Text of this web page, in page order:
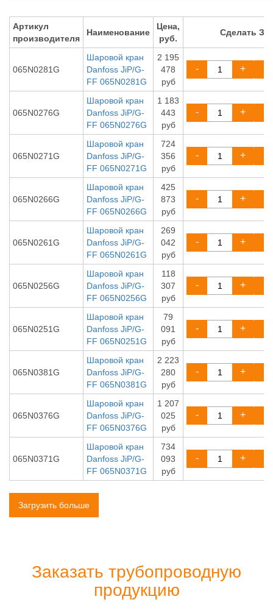
Артикул
производителя
Наименование
Цена,
руб.
Сделать
065N0281G
Шаровой кран
Danfoss JiP/G-
FF 065N0281G
2 195
478
руб
- +
065N0276G
Шаровой кран
Danfoss JiP/G-
FF 065N0276G
1 183
443
руб
- +
065N0271G
Шаровой кран
Danfoss JiP/G-
FF 065N0271G
724
356
руб
- +
065N0266G
Шаровой кран
Danfoss JiP/G-
FF 065N0266G
425
873
руб
- +
065N0261G
Шаровой кран
Danfoss JiP/G-
FF 065N0261G
269
042
руб
- +
065N0256G
Шаровой кран
Danfoss JiP/G-
FF 065N0256G
118
307
руб
- +
065N0251G
Шаровой кран
Danfoss JiP/G-
FF 065N0251G
79
091
руб
- +
065N0381G
Шаровой кран
Danfoss JiP/G-
FF 065N0381G
2 223
280
руб
- +
065N0376G
Шаровой кран
Danfoss JiP/G-
FF 065N0376G
1 207
025
руб
- +
065N0371G
Шаровой кран
Danfoss JiP/G-
FF 065N0371G
734
093
руб
- +
Загрузить больше
Заказать трубопроводную
продукцию